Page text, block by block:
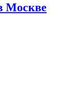
Москве